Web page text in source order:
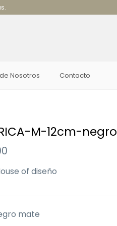
Nosotros Contacto
M-12cm-negro
of diseño
mate